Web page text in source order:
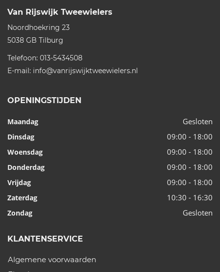
Van Rijswijk Tweewielers
Noordhoekring 23
5038 GB Tilburg
Telefoon: 013-5434508
E-mail: info@vanrijswijktweewielers.nl
OPENINGSTIJDEN
Maandag Gesloten
Dinsdag 09:00 - 18:00
Woensdag 09:00 - 18:00
Donderdag 09:00 - 18:00
Vrijdag 09:00 - 18:00
Zaterdag 10:30 - 16:30
Zondag Gesloten
KLANTENSERVICE
Algemene voorwaarden